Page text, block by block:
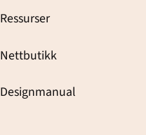
Ressurser
Nettbutikk
Designmanual